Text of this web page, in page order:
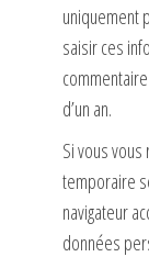
uniquement
saisir ces
d’un an.
Si vous
temporaire
navigateur
données